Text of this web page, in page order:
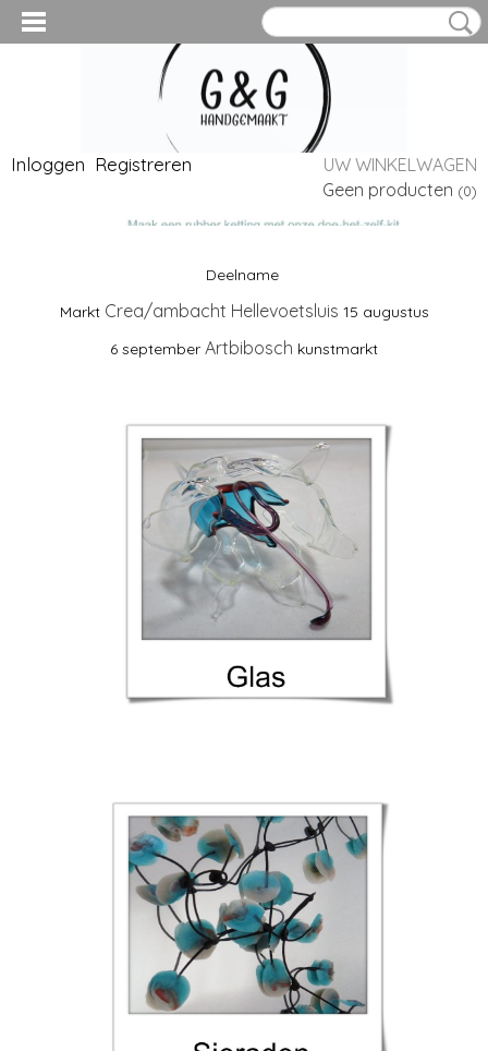
Inloggen Registreren
UW WINKELWAGEN
Geen producten (0)
Deelname
Markt Crea/ambacht Hellevoetsluis 15 augustus
6 september Artbibosch kunstmarkt